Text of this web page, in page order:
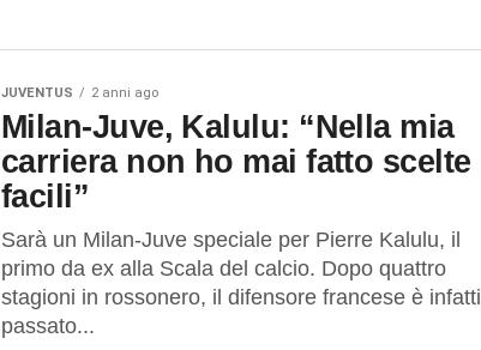
JUVENTUS 2 anni ago
Milan-Juve, Kalulu: “Nella mia
carriera non ho mai fatto scelte
facili”
Sarà un Milan-Juve speciale per Pierre Kalulu, il
primo da ex alla Scala del calcio. Dopo quattro
stagioni in rossonero, il difensore francese è infatti
passato...